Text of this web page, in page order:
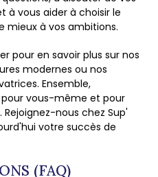
à vous aider à choisir le
mieux à vos ambitions.
pour en savoir plus sur nos
modernes ou nos
Ensemble,
vous-même et pour
nous chez Sup'
votre succès de
(FAQ)